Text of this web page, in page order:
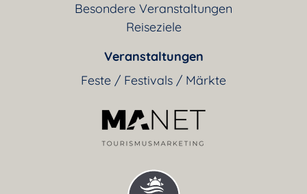
Besondere Veranstaltungen
Reiseziele
Veranstaltungen
Feste / Festivals / Märkte